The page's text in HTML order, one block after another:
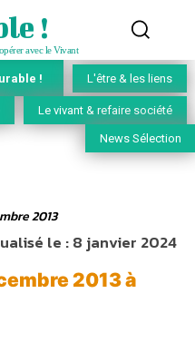
!
avec le Vivant
! L'être & les liens
Le vivant & refaire société
News Sélection
2013
le :8 janvier 2024
2013 à